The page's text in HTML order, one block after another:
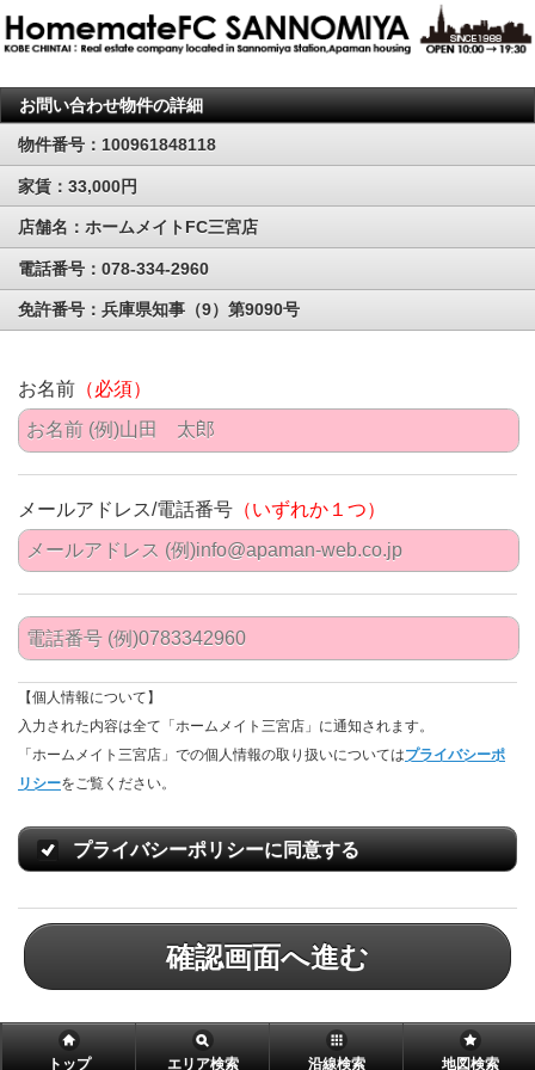
お問い合わせ物件の詳細
物件番号：100961848118
家賃：33,000円
店舗名：ホームメイトFC三宮店
電話番号：078-334-2960
免許番号：兵庫県知事（9）第9090号
お名前 （必須）
メールアドレス/電話番号 （いずれか１つ）
【個人情報について】
入力された内容は全て「ホームメイト三宮店」に通知されます。
「ホームメイト三宮店」での個人情報の取り扱いについてはプライバシーポ
リシーをご覧ください。
プライバシーポリシーに同意する
確認画面へ進む
トップ エリア検索 沿線検索 地図検索